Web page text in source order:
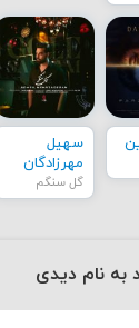
سهیل
مهرزادگان
گل سنگم
به نام دیدی